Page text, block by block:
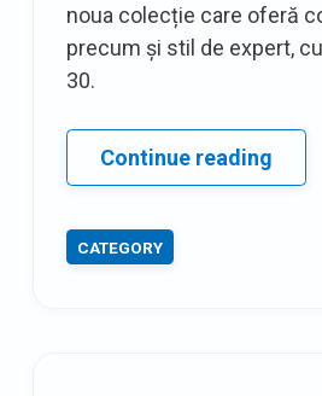
noua colecție care oferă
precum și stil de expert,
30.
Continue reading
CATEGORY